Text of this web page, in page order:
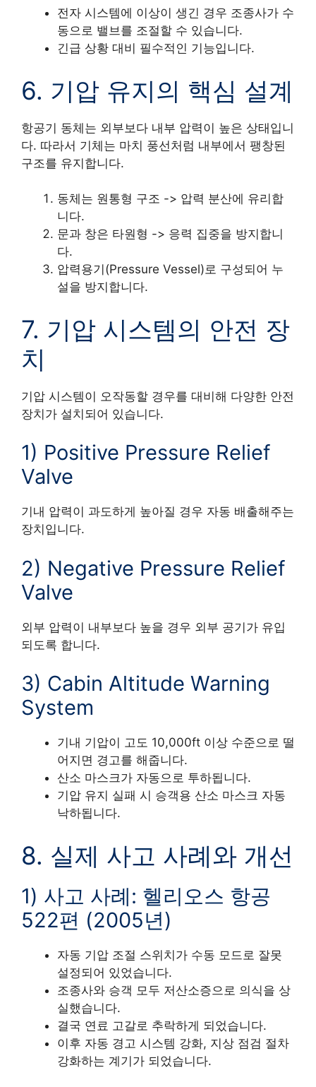
전자 시스템에 이상이 생긴 경우 조종사가 수
동으로 밸브를 조절할 수 있습니다.
긴급 상황 대비 필수적인 기능입니다.
6. 기압 유지의 핵심 설계
항공기 동체는 외부보다 내부 압력이 높은 상태입니
다. 따라서 기체는 마치 풍선처럼 내부에서 팽창된
구조를 유지합니다.
동체는 원통형 구조 -> 압력 분산에 유리합
니다.
문과 창은 타원형 -> 응력 집중을 방지합니
다.
압력용기(Pressure Vessel)로 구성되어 누
설을 방지합니다.
7. 기압 시스템의 안전 장
치
기압 시스템이 오작동할 경우를 대비해 다양한 안전
장치가 설치되어 있습니다.
1) Positive Pressure Relief
Valve
기내 압력이 과도하게 높아질 경우 자동 배출해주는
장치입니다.
2) Negative Pressure Relief
Valve
외부 압력이 내부보다 높을 경우 외부 공기가 유입
되도록 합니다.
3) Cabin Altitude Warning
System
기내 기압이 고도 10,000ft 이상 수준으로 떨
어지면 경고를 해줍니다.
산소 마스크가 자동으로 투하됩니다.
기압 유지 실패 시 승객용 산소 마스크 자동
낙하됩니다.
8. 실제 사고 사례와 개선
1) 사고 사례: 헬리오스 항공
522편 (2005년)
자동 기압 조절 스위치가 수동 모드로 잘못
설정되어 있었습니다.
조종사와 승객 모두 저산소증으로 의식을 상
실했습니다.
결국 연료 고갈로 추락하게 되었습니다.
이후 자동 경고 시스템 강화, 지상 점검 절차
강화하는 계기가 되었습니다.